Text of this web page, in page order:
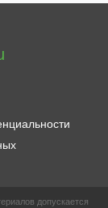
допускается